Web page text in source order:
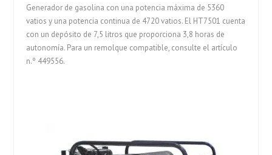
Generador de gasolina con una potencia máxima de 5360
vatios y una potencia continua de 4720 vatios. El HT7501 cuenta
con un depósito de 7,5 litros que proporciona 3,8 horas de
autonomía. Para un remolque compatible, consulte el artículo
n.º 449556.